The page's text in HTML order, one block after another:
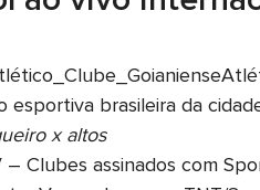
esportiva brasileira da
x altos
– Clubes assinados com